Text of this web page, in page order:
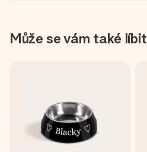
Může se vám také líbit